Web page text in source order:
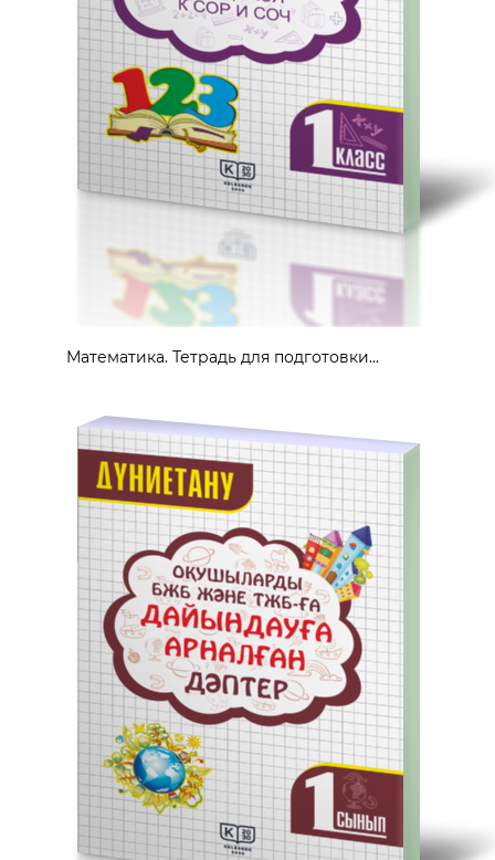
Математика. Тетрадь для подготовки...